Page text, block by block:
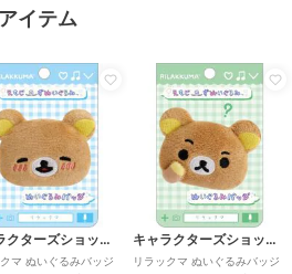
イテム
キャラクターズショップ ラフラフ
マ ぬいぐるみバッジ
キャラクターズショップ ラフラフ
リラックマ ぬいぐるみバッジ